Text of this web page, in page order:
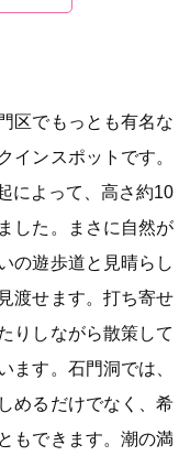
区でもっとも有名な
インスポットです。
によって、高さ約10
した。まさに自然が
の遊歩道と見晴らし
渡せます。打ち寄せ
りしながら散策して
ます。石門洞では、
めるだけでなく、希
もできます。潮の満